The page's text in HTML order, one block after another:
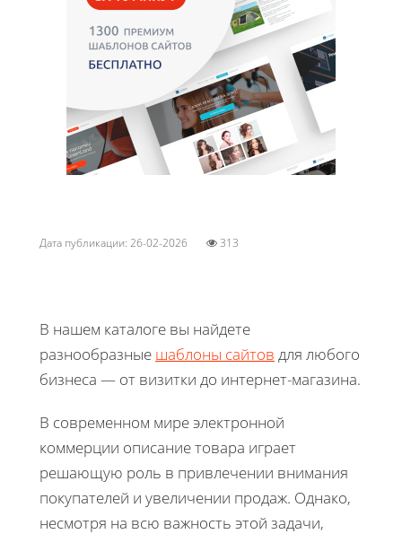
Дата публикации: 26-02-2026 313
В нашем каталоге вы найдете
разнообразные шаблоны сайтов для любого
бизнеса — от визитки до интернет-магазина.
В современном мире электронной
коммерции описание товара играет
решающую роль в привлечении внимания
покупателей и увеличении продаж. Однако,
несмотря на всю важность этой задачи,